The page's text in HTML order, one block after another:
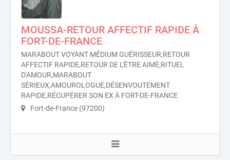
MOUSSA-RETOUR AFFECTIF RAPIDE À
FORT-DE-FRANCE
MARABOUT VOYANT MÉDIUM GUÉRISSEUR,RETOUR
AFFECTIF RAPIDE,RETOUR DE L'ÊTRE AIMÉ,RITUEL
D'AMOUR,MARABOUT
SÉRIEUX,AMOUROLOGUE,DÉSENVOUTEMENT
RAPIDE,RÉCUPÉRER SON EX À FORT-DE-FRANCE
Fort-de-France (97200)